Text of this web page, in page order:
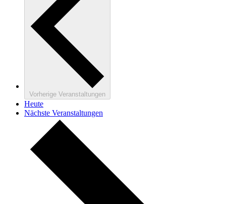
Vorherige Veranstaltungen
Heute
Nächste Veranstaltungen